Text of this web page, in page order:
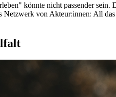
könnte nicht passender
von Akteur:innen: All